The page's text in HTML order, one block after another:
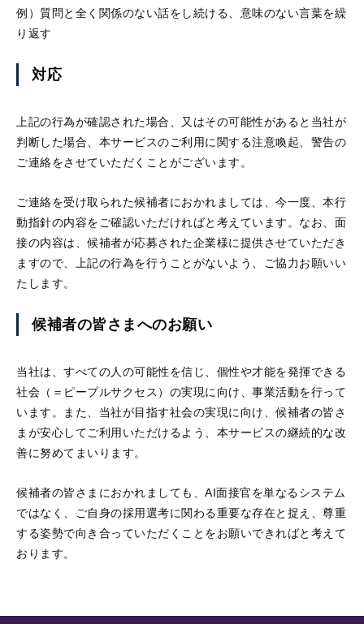
PeopleX AIセー
AIエージェントがオン
ライン会議に入り込
み、適切・適時に営業
ービスです。
PeopleX AgenticHRプラットフォーム
“PeopleX AgenticHRプラットフォーム”は従来のHR向
解決策まで提案する、全く新しいHRプラットフォー
人事課題を視覚化し、適切な解決策をAIエージェント
がご提案します。
例）質問と全く関係のない話をし続ける、意味のない言葉を繰
り返す
対応
上記の行為が確認された場合、又はその可能性があると当社が
判断した場合、本サービスのご利用に関する注意喚起、警告の
ご連絡をさせていただくことがございます。
ご連絡を受け取られた候補者におかれましては、今一度、本行
動指針の内容をご確認いただければと考えています。なお、面
接の内容は、候補者が応募された企業様に提供させていただき
ますので、上記の行為を行うことがないよう、ご協力お願いい
たします。
候補者の皆さまへのお願い
当社は、すべての人の可能性を信じ、個性や才能を発揮できる
社会（＝ピープルサクセス）の実現に向け、事業活動を行って
います。また、当社が目指す社会の実現に向け、候補者の皆さ
まが安心してご利用いただけるよう、本サービスの継続的な改
善に努めてまいります。
候補者の皆さまにおかれましても、AI面接官を単なるシステム
ではなく、ご自身の採用選考に関わる重要な存在と捉え、尊重
する姿勢で向き合っていただくことをお願いできればと考えて
おります。